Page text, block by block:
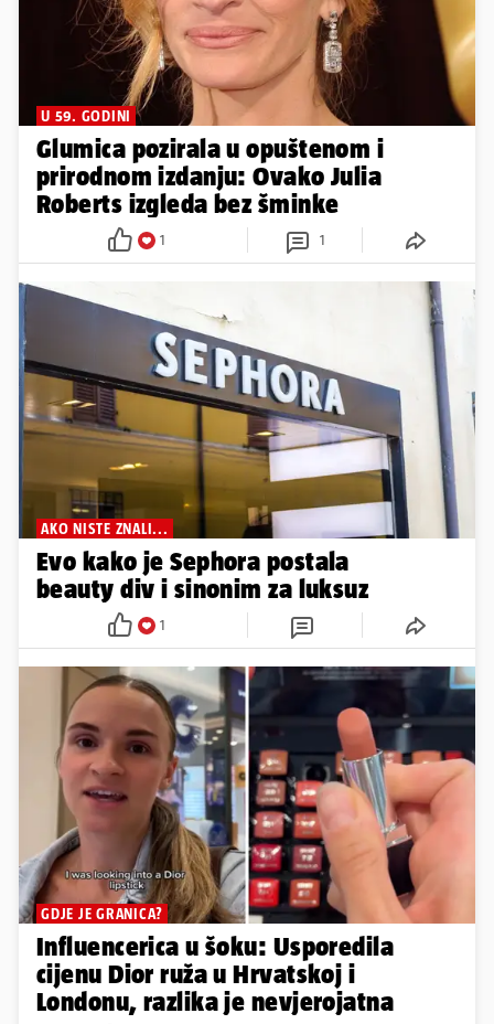
U 59. GODINI
Glumica pozirala u opuštenom i
prirodnom izdanju: Ovako Julia
Roberts izgleda bez šminke
1 1
AKO NISTE ZNALI...
Evo kako je Sephora postala
beauty div i sinonim za luksuz
1
GDJE JE GRANICA?
Influencerica u šoku: Usporedila
cijenu Dior ruža u Hrvatskoj i
Londonu, razlika je nevjerojatna